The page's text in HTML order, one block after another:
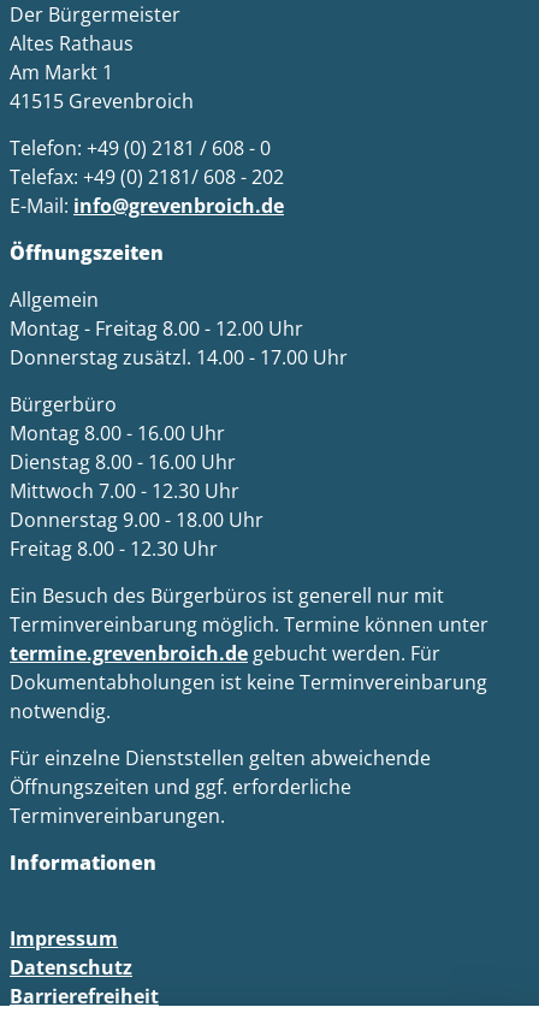
Der Bürgermeister
Altes Rathaus
Am Markt 1
41515 Grevenbroich
Telefon: +49 (0) 2181 / 608 - 0
Telefax: +49 (0) 2181/ 608 - 202
E-Mail: info@grevenbroich.de
Öffnungszeiten
Allgemein
Montag - Freitag 8.00 - 12.00 Uhr
Donnerstag zusätzl. 14.00 - 17.00 Uhr
Bürgerbüro
Montag 8.00 - 16.00 Uhr
Dienstag 8.00 - 16.00 Uhr
Mittwoch 7.00 - 12.30 Uhr
Donnerstag 9.00 - 18.00 Uhr
Freitag 8.00 - 12.30 Uhr
Ein Besuch des Bürgerbüros ist generell nur mit
Terminvereinbarung möglich. Termine können unter
termine.grevenbroich.de gebucht werden. Für
Dokumentabholungen ist keine Terminvereinbarung
notwendig.
Für einzelne Dienststellen gelten abweichende
Öffnungszeiten und ggf. erforderliche
Terminvereinbarungen.
Informationen
Impressum
Datenschutz
Barrierefreiheit